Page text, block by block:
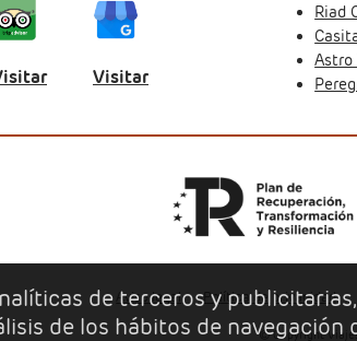
Visitar
Riad
Astro
Aviso legal Política de privacidad
Copyright
de terceros y
de los hábitos de navegación